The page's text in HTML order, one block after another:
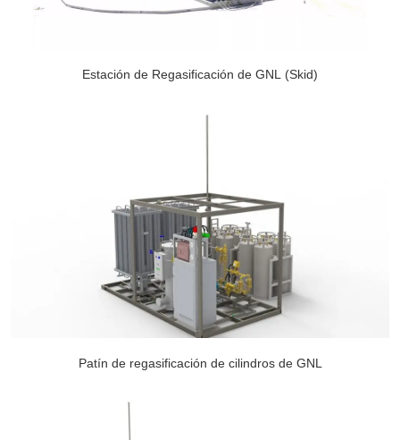
Estación de Regasificación de GNL (Skid)
Patín de regasificación de cilindros de GNL